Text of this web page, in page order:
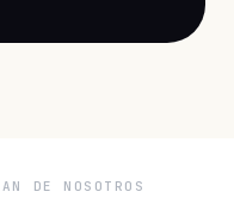
DE NOSOTROS